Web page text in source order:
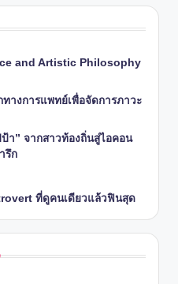
and Artistic Philosophy
างการแพทย์เพื่อจัดการภาวะ
า” จากสาวท้องถิ่นสู่ไอคอน
รึก
ที่ดูคนเดียวแล้วฟินสุด